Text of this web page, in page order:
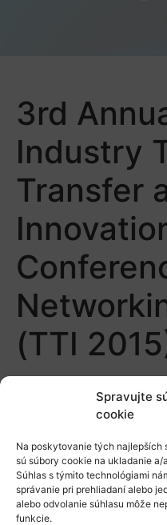
Spravujte
cookie
Na poskytovanie tých najlepších
sú súbory cookie na ukladanie
Súhlas s týmito technológiami
správanie pri prehliadaní alebo
alebo odvolanie súhlasu môže
funkcie.
3rd
Industry
Transfer
(TTI